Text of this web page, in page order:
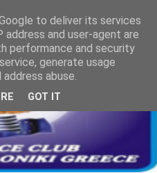
to deliver its services
address and user-agent are
performance and security
generate usage
abuse.
GOT IT